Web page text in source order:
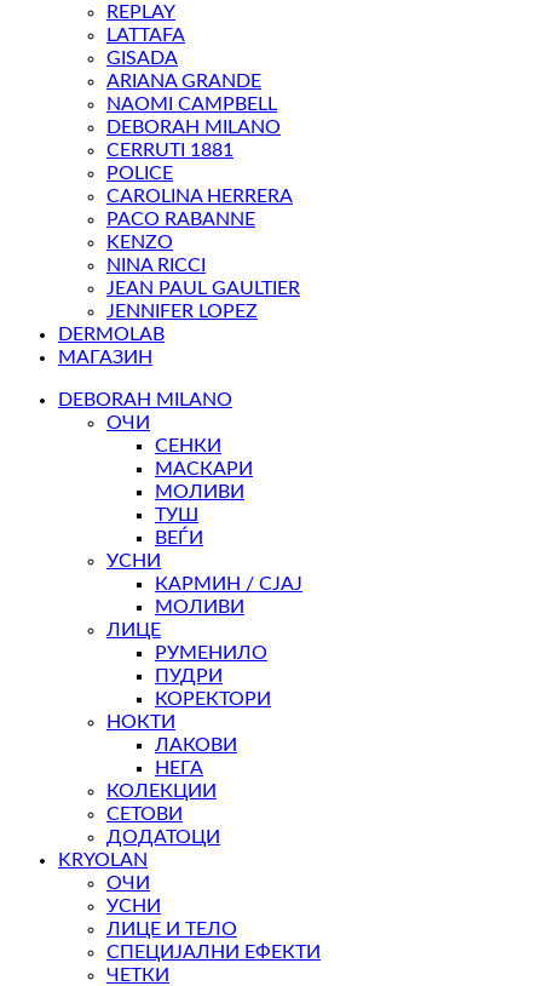
REPLAY
LATTAFA
GISADA
ARIANA GRANDE
NAOMI CAMPBELL
DEBORAH MILANO
CERRUTI 1881
POLICE
CAROLINA HERRERA
PACO RABANNE
KENZO
NINA RICCI
JEAN PAUL GAULTIER
JENNIFER LOPEZ
DERMOLAB
МАГАЗИН
DEBORAH MILANO
ОЧИ
СЕНКИ
МАСКАРИ
МОЛИВИ
ТУШ
ВЕЃИ
УСНИ
КАРМИН / СЈАЈ
МОЛИВИ
ЛИЦЕ
РУМЕНИЛО
ПУДРИ
КОРЕКТОРИ
НОКТИ
ЛАКОВИ
НЕГА
КОЛЕКЦИИ
СЕТОВИ
ДОДАТОЦИ
KRYOLAN
ОЧИ
УСНИ
ЛИЦЕ И ТЕЛО
СПЕЦИЈАЛНИ ЕФЕКТИ
ЧЕТКИ